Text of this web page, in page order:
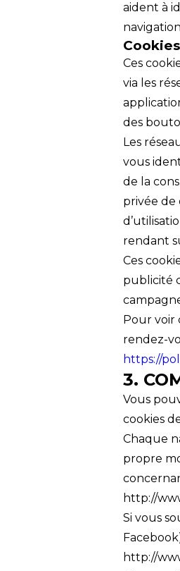
aident à
Ces
via les
des
Les
vous
de la
privée de
rendant
Ces
publicité
Pour voir
rendez-
https://
3.
Vous
cookies
Chaque
propre
http://
Si vous
http://